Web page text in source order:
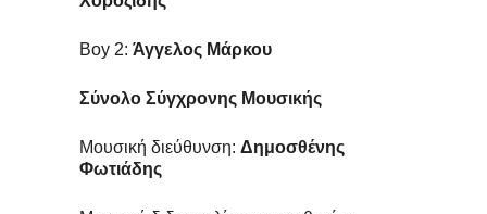
Boy 2: Άγγελος Μάρκου
Σύνολο Σύγχρονης Μουσικής
Μουσική διεύθυνση: Δημοσθένης
Φωτιάδης